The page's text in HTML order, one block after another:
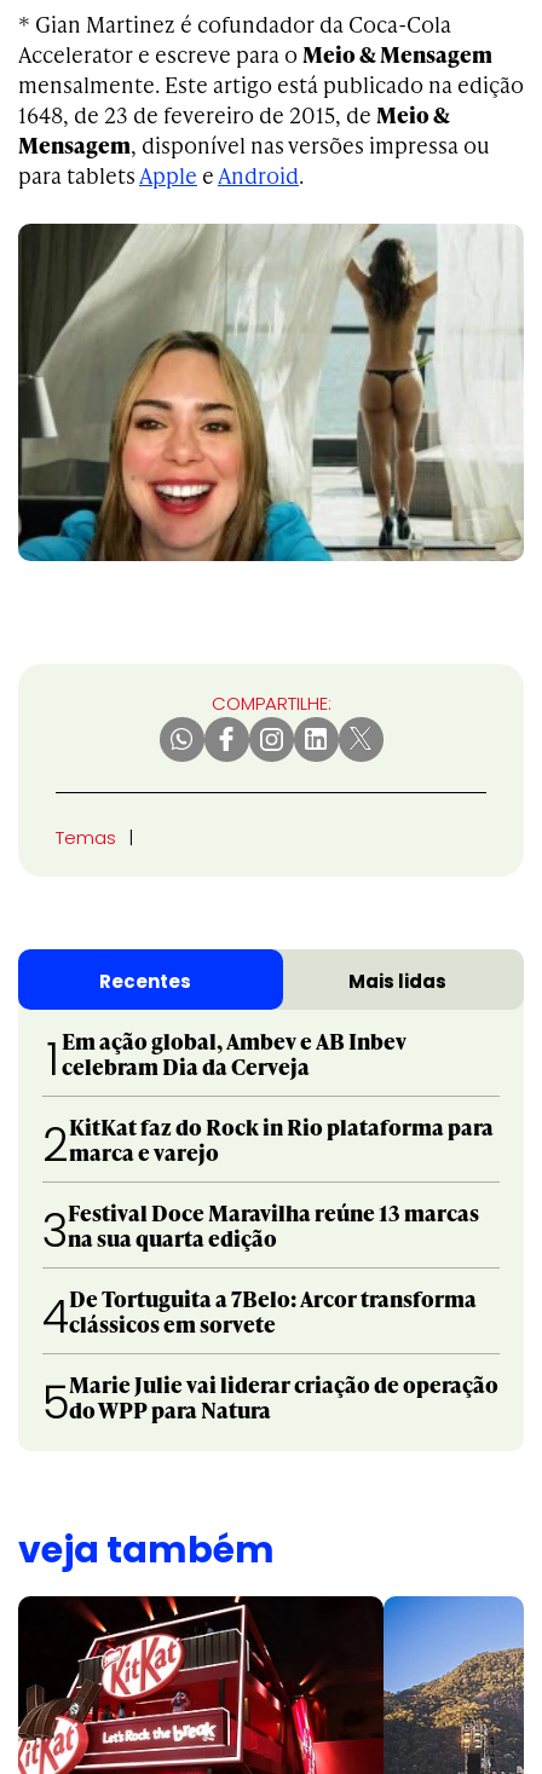
* Gian Martinez é cofundador da Coca-Cola
Accelerator e escreve para o Meio & Mensagem
mensalmente. Este artigo está publicado na edição
1648, de 23 de fevereiro de 2015, de Meio &
Mensagem, disponível nas versões impressa ou
para tabletsApple eAndroid.
COMPARTILHE:
Temas
Recentes Mais lidas
1 Em ação global, Ambev e AB Inbev
celebram Dia da Cerveja
2KitKat faz do Rock in Rio plataforma para
marca e varejo
3Festival Doce Maravilha reúne 13 marcas
na sua quarta edição
4De Tortuguita a 7Belo: Arcor transforma
clássicos em sorvete
5Marie Julie vai liderar criação de operação
do WPP para Natura
veja também